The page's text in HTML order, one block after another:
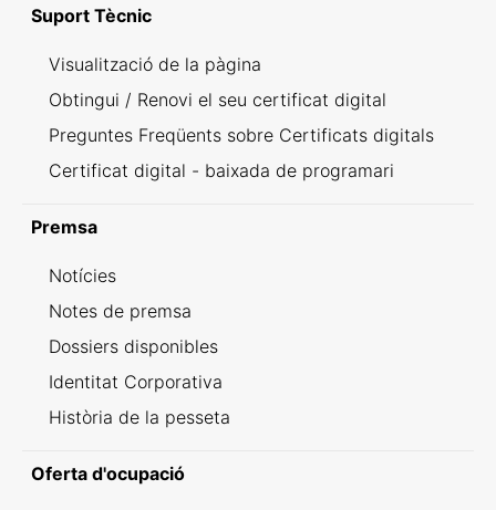
Suport Tècnic
Visualització de la pàgina
Obtingui / Renovi el seu certificat digital
Preguntes Freqüents sobre Certificats digitals
Certificat digital - baixada de programari
Premsa
Notícies
Notes de premsa
Dossiers disponibles
Identitat Corporativa
Història de la pesseta
Oferta d'ocupació